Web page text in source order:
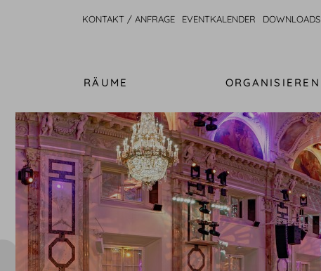
KONTAKT / ANFRAGE EVENTKALENDER DOWNLOADS
RÄUME ORGANISIEREN